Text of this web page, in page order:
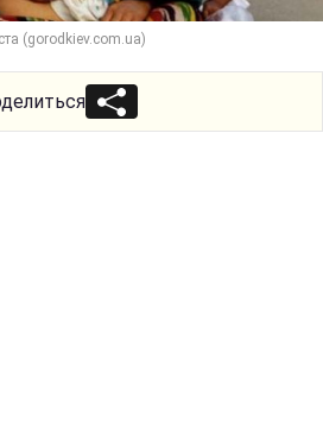
(gorodkiev.com.ua)